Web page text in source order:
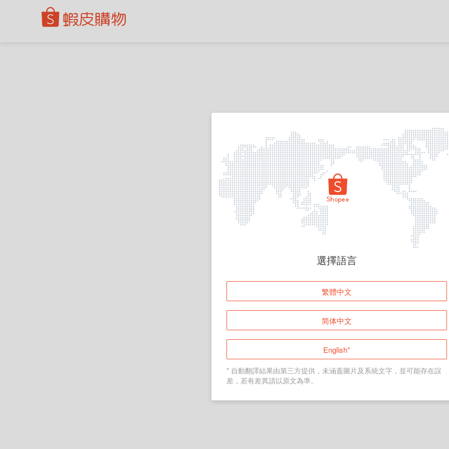
頁面無法顯示
登入
返回首頁
選擇語言
繁體中文
简体中文
English*
* 自動翻譯結果由第三方提供，未涵蓋圖片及系統文字，並可能存在誤
差，若有差異請以原文為準。